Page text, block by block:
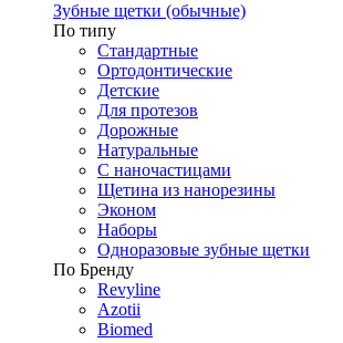
Зубные щетки (обычные)
По типу
Стандартные
Ортодонтические
Детские
Для протезов
Дорожные
Натуральные
С наночастицами
Щетина из нанорезины
Эконом
Наборы
Одноразовые зубные щетки
По Бренду
Revyline
Azotii
Biomed